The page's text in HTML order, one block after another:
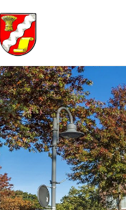
Zum Hauptinhalt springen